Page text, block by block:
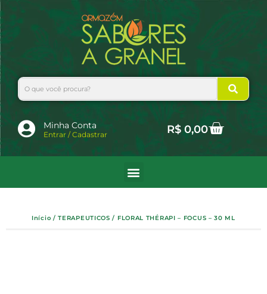
para
o
conteúdo
Search
Minha Conta
Entrar / Cadastrar R$0,00Cart
Início /TERAPEUTICOS / FLORAL THÉRAPI – FOCUS – 30 ML